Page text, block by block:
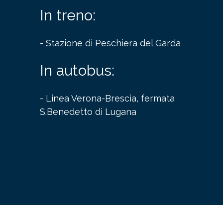
In treno:
- Stazione di Peschiera del Garda
In autobus:
- Linea Verona-Brescia, fermata
S.Benedetto di Lugana